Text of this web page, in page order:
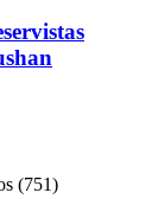
(751)